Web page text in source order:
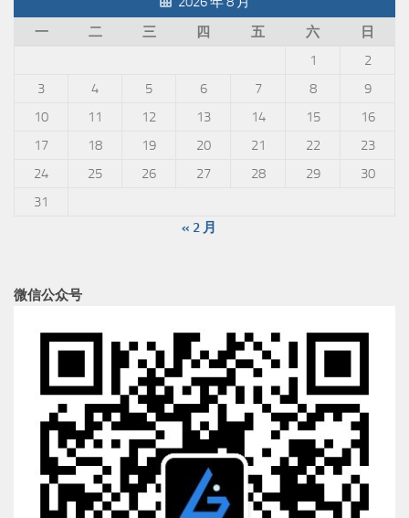
一
二 三 四 五 六
日
1
2
3
4 5 6 7 8
9
10
11 12 13 14 15
16
17
18 19 20 21 22
23
24
25 26 27 28 29
30
31
« 2 月
微信公众号